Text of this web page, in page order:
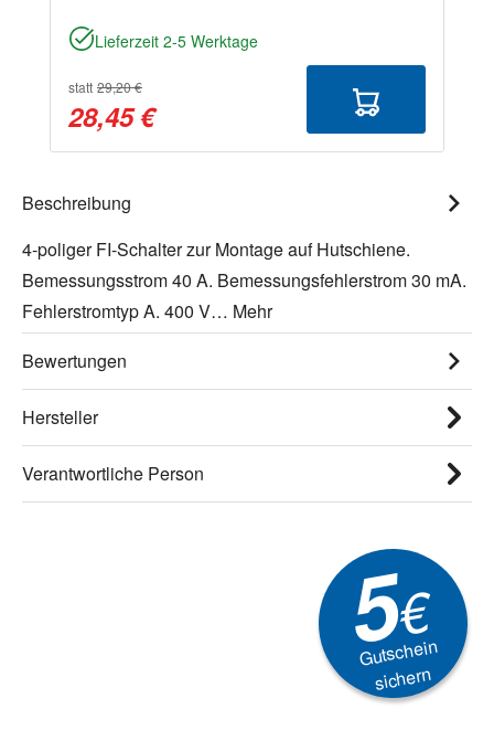
Lieferzeit 2-5 Werktage
statt 29,20 €
28,45 €
Beschreibung
4-poliger FI-Schalter zur Montage auf Hutschiene.
Bemessungsstrom 40 A. Bemessungsfehlerstrom 30 mA.
Fehlerstromtyp A. 400 V… Mehr
Bewertungen
Hersteller
Verantwortliche Person
5€
Gutschein
sichern